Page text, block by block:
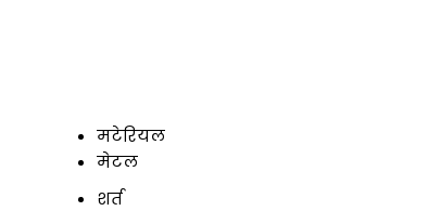
मटेरियल
मेटल
शर्त